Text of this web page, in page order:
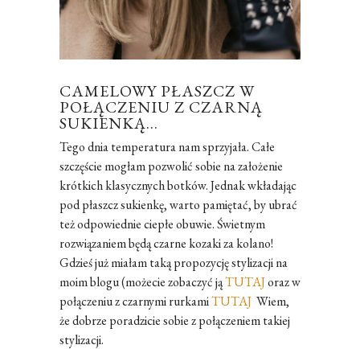
CAMELOWY PŁASZCZ W
POŁĄCZENIU Z CZARNĄ
SUKIENKĄ…
Tego dnia temperatura nam sprzyjała. Całe
szczęście mogłam pozwolić sobie na założenie
krótkich klasycznych botków. Jednak wkładając
pod płaszcz sukienkę, warto pamiętać, by ubrać
też odpowiednie ciepłe obuwie. Świetnym
rozwiązaniem będą czarne kozaki za kolano!
Gdzieś już miałam taką propozycję stylizacji na
moim blogu (możecie zobaczyć jąTUTAJoraz w
połączeniu z czarnymi rurkamiTUTAJ Wiem,
że dobrze poradzicie sobie z połączeniem takiej
stylizacji.